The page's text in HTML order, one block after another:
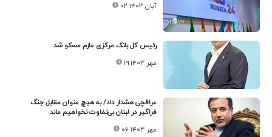
۰۲ آبان ۱۴۰۳
رئیس‌ کل بانک مرکزی عازم مسکو شد
۱۹ مهر ۱۴۰۳
عراقچی هشدار داد/ به هیچ عنوان مقابل جنگ
فراگیر در لبنان بی‌تفاوت نخواهیم ماند
۰۶ مهر ۱۴۰۳